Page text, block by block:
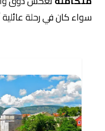
سواء كان في رحلة